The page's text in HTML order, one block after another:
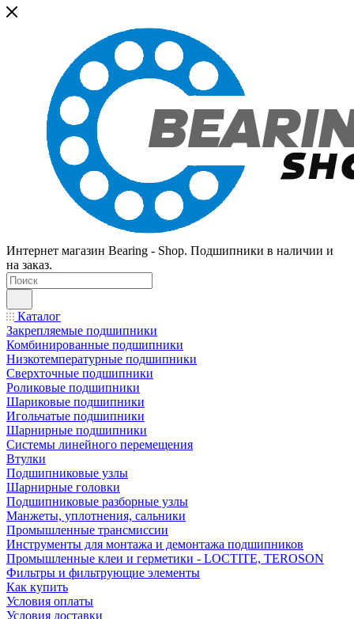
Интернет магазин Bearing - Shop. Подшипники в наличии и
на заказ.
Каталог
Закрепляемые подшипники
Комбинированные подшипники
Низкотемпературные подшипники
Сверхточные подшипники
Роликовые подшипники
Шариковые подшипники
Игольчатые подшипники
Шарнирные подшипники
Системы линейного перемещения
Втулки
Подшипниковые узлы
Шарнирные головки
Подшипниковые разборные узлы
Манжеты, уплотнения, сальники
Промышленные трансмиссии
Инструменты для монтажа и демонтажа подшипников
Промышленные клеи и герметики - LOCTITE, TEROSON
Фильтры и фильтрующие элементы
Как купить
Условия оплаты
Условия доставки